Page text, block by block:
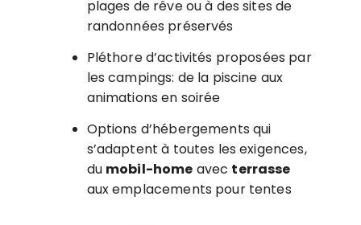
plages de rêve ou à des sites de
randonnées préservés
Pléthore d’activités proposées par
les campings: de la piscine aux
animations en soirée
Options d’hébergements qui
s’adaptent à toutes les exigences,
du mobil-home avec terrasse
aux emplacements pour tentes